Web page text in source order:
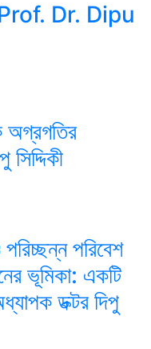
Dr. Dipu
অগ্রগতির
পরিচ্ছন্ন পরিবেশ
ভূমিকা: একটি
ডক্টর দিপু